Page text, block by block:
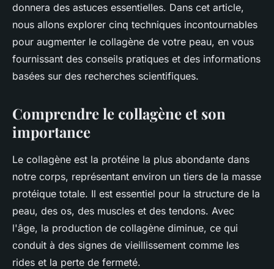
donnera des astuces essentielles. Dans cet article,
nous allons explorer cinq techniques incontournables
pour augmenter le collagène de votre peau, en vous
fournissant des conseils pratiques et des informations
basées sur des recherches scientifiques.
Comprendre le collagène et son
importance
Le collagène est la protéine la plus abondante dans
notre corps, représentant environ un tiers de la masse
protéique totale. Il est essentiel pour la structure de la
peau, des os, des muscles et des tendons. Avec
l'âge, la production de collagène diminue, ce qui
conduit à des signes de vieillissement comme les
rides et la perte de fermeté.